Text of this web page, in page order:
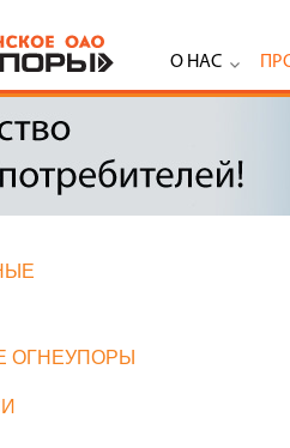
О НАС
ОГНЕУПОРЫ